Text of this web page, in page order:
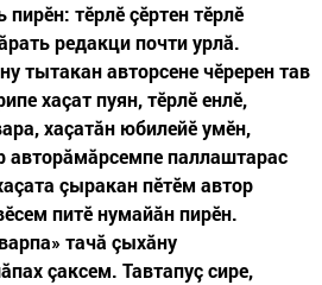
тӗрлӗ çӗртен тӗрлӗ
редакци почти урлă.
тытакан авторсене чӗререн тав
хаçат пуян, тӗрлӗ енлӗ,
хаçатăн юбилейӗ умӗн,
авторăмăрсемпе паллаштарас
çыракан пӗтӗм автор
питӗ нумайăн пирӗн.
тачă çыхăну
çаксем. Тавтапуç сире,